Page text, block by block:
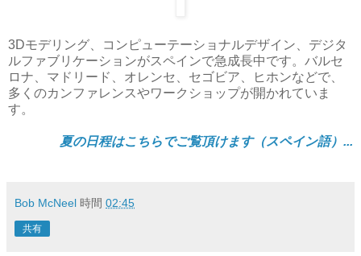
3Dモデリング、コンピューテーショナルデザイン、デジタ
ルファブリケーションがスペインで急成長中です。バルセ
ロナ、マドリード、オレンセ、セゴビア、ヒホンなどで、
多くのカンファレンスやワークショップが開かれていま
す。
夏の日程はこちらでご覧頂けます（スペイン語）...
Bob McNeel 時間 02:45
共有